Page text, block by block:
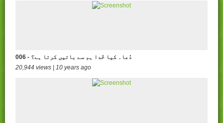
006 - دُعا۔ کیا خُدا ہم سے باتیں کرتا ہے؟
20,944 views | 10 years ago